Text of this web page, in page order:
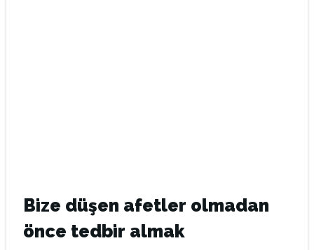
Bize düşen afetler olmadan
önce tedbir almak